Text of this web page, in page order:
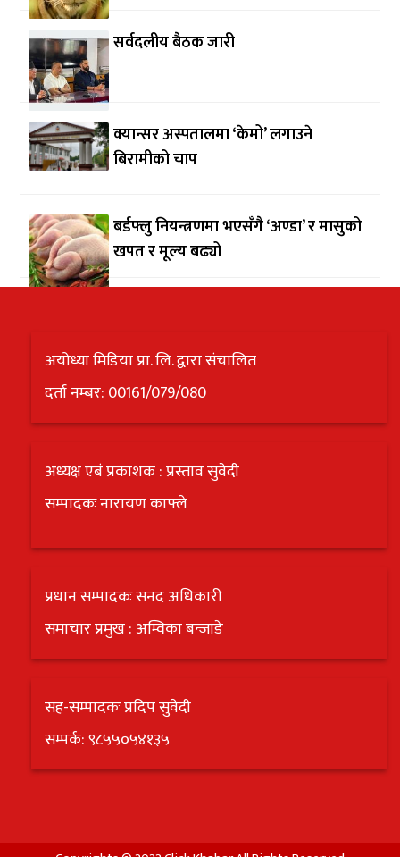
सर्वदलीय बैठक जारी
क्यान्सर अस्पतालमा ‘केमो’ लगाउने
बिरामीको चाप
बर्डफ्लु नियन्त्रणमा भएसँगै ‘अण्डा’ र मासुको
खपत र मूल्य बढ्यो
अयोध्या मिडिया प्रा. लि. द्वारा संचालित
दर्ता नम्बर: 00161/079/080
अध्यक्ष एबं प्रकाशक : प्रस्ताव सुवेदी
सम्पादकः नारायण काफ्ले
प्रधान सम्पादकः सनद अधिकारी
समाचार प्रमुख : अम्विका बन्जाडे
सह-सम्पादकः प्रदिप सुवेदी
सम्पर्क: ९८५५०५४१३५